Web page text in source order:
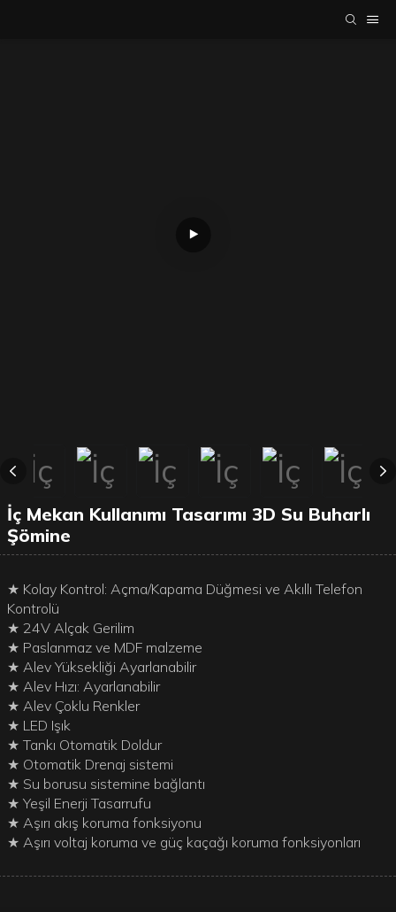
İç Mekan Kullanımı Tasarımı 3D Su Buharlı
Şömine
★ Kolay Kontrol: Açma/Kapama Düğmesi ve Akıllı Telefon
Kontrolü
★ 24V Alçak Gerilim
★ Paslanmaz ve MDF malzeme
★ Alev Yüksekliği Ayarlanabilir
★ Alev Hızı: Ayarlanabilir
★ Alev Çoklu Renkler
★ LED Işık
★ Tankı Otomatik Doldur
★ Otomatik Drenaj sistemi
★ Su borusu sistemine bağlantı
★ Yeşil Enerji Tasarrufu
★ Aşırı akış koruma fonksiyonu
★ Aşırı voltaj koruma ve güç kaçağı koruma fonksiyonları